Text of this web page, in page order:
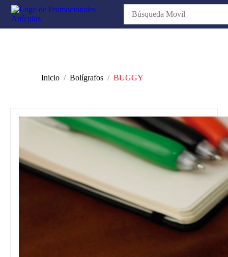
Inicio Bolígrafos BUGGY